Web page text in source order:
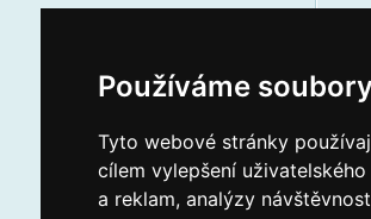
Používáme
Tyto webové stránky
cílem vylepšení
a reklam, analýzy